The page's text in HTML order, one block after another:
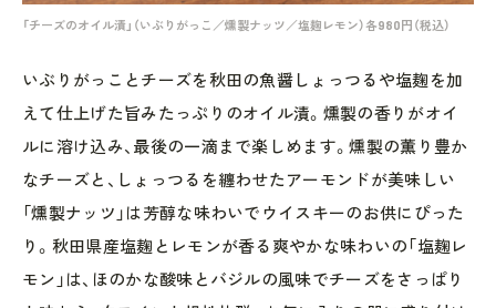
「チーズのオイル漬」（いぶりがっこ／燻製ナッツ／塩麹レモン）各980円（税込）
いぶりがっことチーズを秋田の魚醤しょっつるや塩麹を加
えて仕上げた旨みたっぷりのオイル漬。燻製の香りがオイ
ルに溶け込み、最後の一滴まで楽しめます。燻製の薫り豊か
なチーズと、しょっつるを纏わせたアーモンドが美味しい
「燻製ナッツ」は芳醇な味わいでウイスキーのお供にぴった
り。秋田県産塩麹とレモンが香る爽やかな味わいの「塩麹レ
モン」は、ほのかな酸味とバジルの風味でチーズをさっぱり